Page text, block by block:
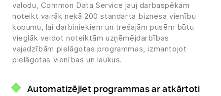
valodu, Common Data Service ļauj darbaspēkam
noteikt vairāk nekā 200 standarta biznesa vienību
kopumu, lai darbiniekiem un trešajām pusēm būtu
vieglāk veidot noteiktām uzņēmējdarbības
vajadzībām pielāgotas programmas, izmantojot
pielāgotas vienības un laukus.
Automatizējiet programmas ar atkārtoti